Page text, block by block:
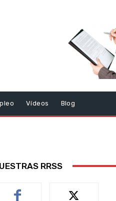
Vídeos Blog
RRSS